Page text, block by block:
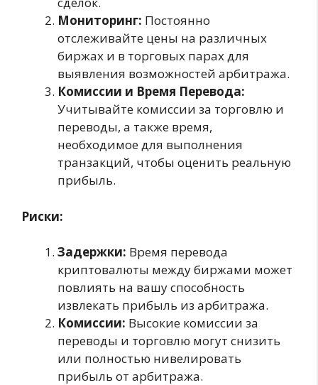
Мониторинг: Постоянно
отслеживайте цены на различных
биржах и в торговых парах для
выявления возможностей арбитража.
Комиссии и Время Перевода:
Учитывайте комиссии за торговлю и
переводы, а также время,
необходимое для выполнения
транзакций, чтобы оценить реальную
прибыль.
Риски:
Задержки: Время перевода
криптовалюты между биржами может
повлиять на вашу способность
извлекать прибыль из арбитража.
Комиссии: Высокие комиссии за
переводы и торговлю могут снизить
или полностью нивелировать
прибыль от арбитража.